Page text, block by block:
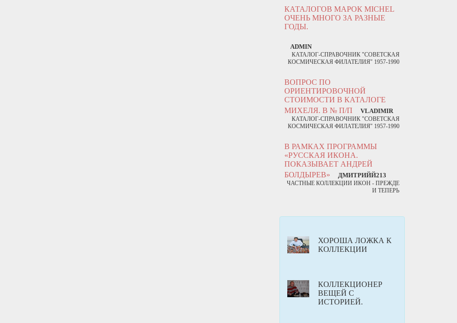
КАТАЛОГОВ МАРОК MICHEL
ОЧЕНЬ МНОГО ЗА РАЗНЫЕ
ГОДЫ.
ADMIN
КАТАЛОГ-СПРАВОЧНИК "СОВЕТСКАЯ
КОСМИЧЕСКАЯ ФИЛАТЕЛИЯ" 1957-1990
ВОПРОС ПО
ОРИЕНТИРОВОЧНОЙ
СТОИМОСТИ В КАТАЛОГЕ
МИХЕЛЯ. В № П/П
VLADIMIR
КАТАЛОГ-СПРАВОЧНИК "СОВЕТСКАЯ
КОСМИЧЕСКАЯ ФИЛАТЕЛИЯ" 1957-1990
В РАМКАХ ПРОГРАММЫ
«РУССКАЯ ИКОНА.
ПОКАЗЫВАЕТ АНДРЕЙ
БОЛДЫРЕВ»
ДМИТРИЙЙ213
ЧАСТНЫЕ КОЛЛЕКЦИИ ИКОН - ПРЕЖДЕ
И ТЕПЕРЬ
ХОРОША ЛОЖКА К
КОЛЛЕКЦИИ
КОЛЛЕКЦИОНЕР
ВЕЩЕЙ С
ИСТОРИЕЙ.